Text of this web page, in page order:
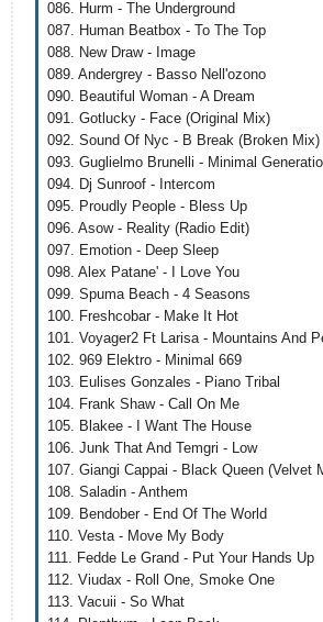
086. Hurm - The Underground
087. Human Beatbox - To The Top
088. New Draw - Image
089. Andergrey - Basso Nell'ozono
090. Beautiful Woman - A Dream
091. Gotlucky - Face (Original Mix)
092. Sound Of Nyc - B Break (Broken Mix)
093. Guglielmo Brunelli - Minimal
094. Dj Sunroof - Intercom
095. Proudly People - Bless Up
096. Asow - Reality (Radio Edit)
097. Emotion - Deep Sleep
098. Alex Patane' - I Love You
099. Spuma Beach - 4 Seasons
100. Freshcobar - Make It Hot
101. Voyager2 Ft Larisa - Mountains And
102. 969 Elektro - Minimal 669
103. Eulises Gonzales - Piano Tribal
104. Frank Shaw - Call On Me
105. Blakee - I Want The House
106. Junk That And Temgri - Low
107. Giangi Cappai - Black Queen (Velvet
108. Saladin - Anthem
109. Bendober - End Of The World
110. Vesta - Move My Body
111. Fedde Le Grand - Put Your Hands Up
112. Viudax - Roll One, Smoke One
113. Vacuii - So What